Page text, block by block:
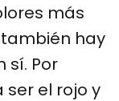
más
también hay
sí. Por
el rojo y